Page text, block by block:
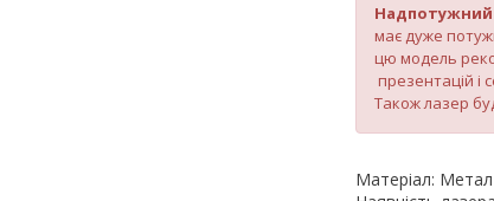
Надпотужний
має дуже
цю модель
презентацій і
Також лазер
Матеріал: Метал